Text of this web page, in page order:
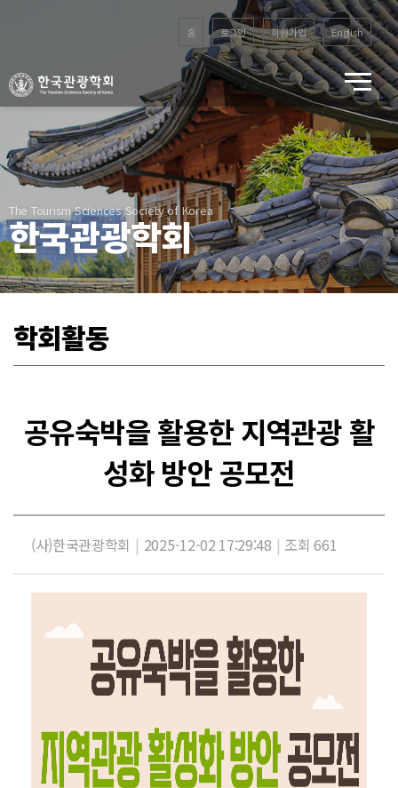
홈 로그인 회원가입 English
The Tourism Sciences Society of Korea
한국관광학회
학회활동
공유숙박을 활용한 지역관광 활
성화 방안 공모전
(사)한국관광학회 | 2025-12-02 17:29:48 | 조회 661